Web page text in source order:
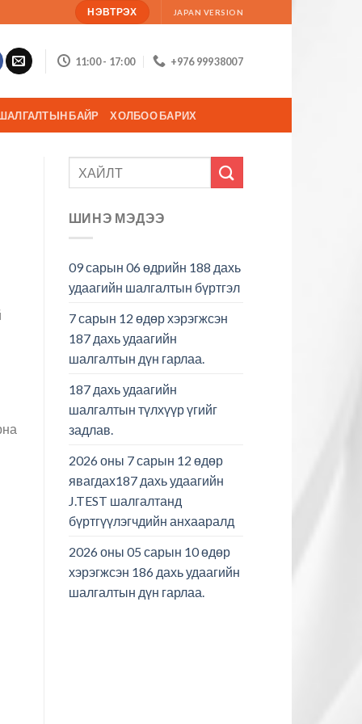
НЭВТРЭХ JAPAN VERSION
11:00 - 17:00 +976 99938007
БАЙР ХОЛБОО БАРИХ
ШИНЭ МЭДЭЭ
09 сарын 06 өдрийн 188 дахь
удаагийн шалгалтын бүртгэл
7 сарын 12 өдөр хэрэгжсэн
187 дахь удаагийн
шалгалтын дүн гарлаа.
187 дахь удаагийн
шалгалтын түлхүүр үгийг
задлав.
2026 оны 7 сарын 12 өдөр
явагдах187 дахь удаагийн
J.TEST шалгалтанд
бүртгүүлэгчдийн анхааралд
2026 оны 05 сарын 10 өдөр
хэрэгжсэн 186 дахь удаагийн
шалгалтын дүн гарлаа.